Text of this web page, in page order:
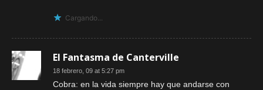
Cargando...
El Fantasma de Canterville
18 febrero, 09 at 5:27 pm
Cobra: en la vida siempre hay que andarse con